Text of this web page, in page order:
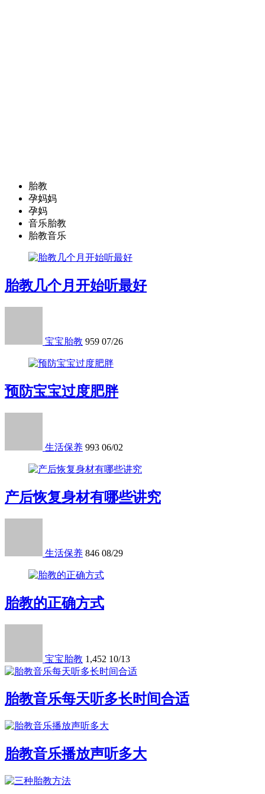
胎教
孕妈妈
孕妈
音乐胎教
胎教音乐
胎教几个月开始听最好
宝宝胎教 959 07/26
预防宝宝过度肥胖
生活保养 993 06/02
产后恢复身材有哪些讲究
生活保养 846 08/29
胎教的正确方式
宝宝胎教 1,452 10/13
胎教音乐每天听多长时间合适
胎教音乐播放声听多大